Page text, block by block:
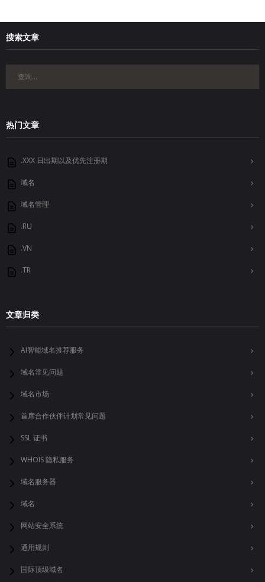
搜索文章
热门文章
.XXX 日出期以及优先注册期
域名
域名管理
.RU
.VN
.TR
文章归类
AI智能域名推荐服务
域名常见问题
域名市场
首席合作伙伴计划常见问题
SSL 证书
WHOIS 隐私服务
域名服务器
域名
网站安全系统
通用规则
国际顶级域名